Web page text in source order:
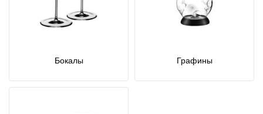
Бокалы Графины